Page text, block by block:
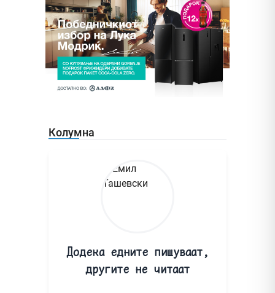
Колумна
Додека едните пишуваат,
другите не читаат